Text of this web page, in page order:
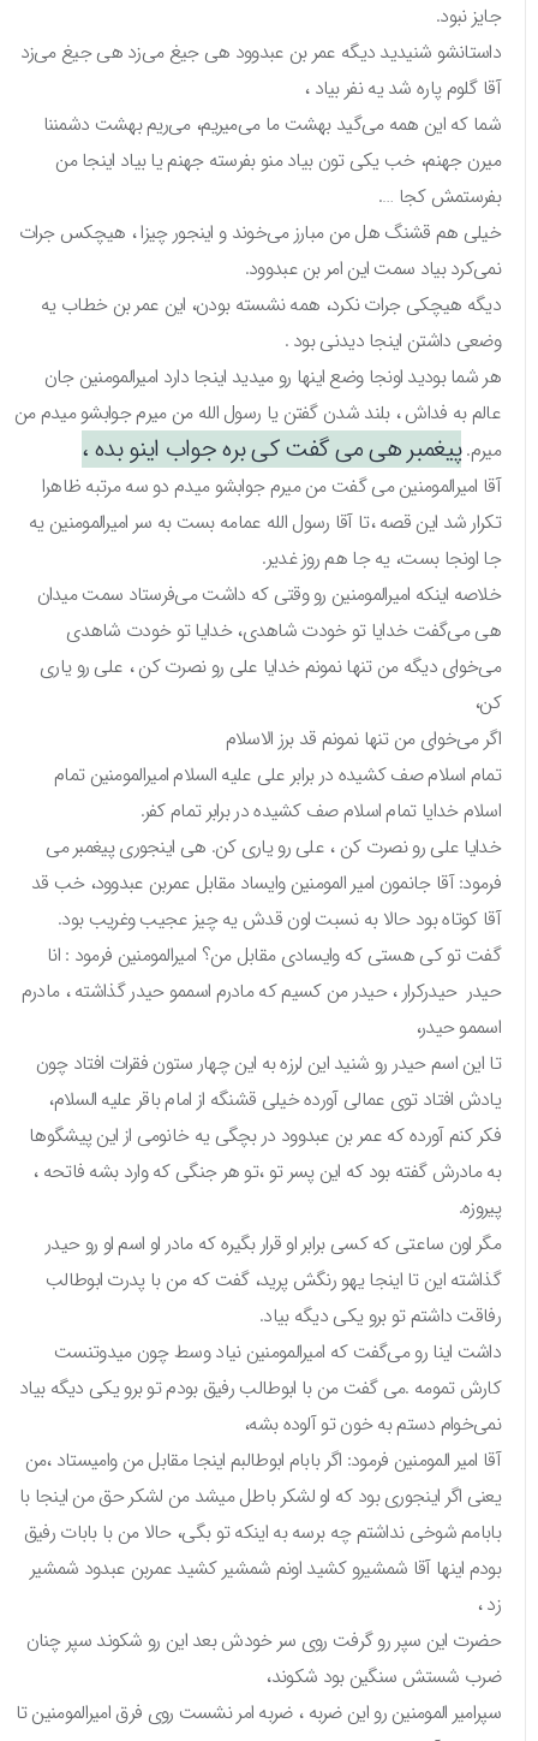
جایز نبود.
داستانشو شنیدید دیگه عمر بن عبدوود هی جیغ می‌زد هی جیغ می‌زد
آقا گلوم پاره شد یه نفر بیاد ،
شما که این همه می‌گید بهشت ما می‌میریم، می‌ریم بهشت دشمننا
میرن جهنم، خب یکی تون بیاد منو بفرسته جهنم یا بیاد اینجا من
بفرستمش کجا ….
خیلی هم قشنگ هل من مبارز می‌خوند و اینجور چیزا ، هیچکس جرات
نمی‌کرد بیاد سمت این امر بن عبدوود.
دیگه هیچکی جرات نکرد، همه نشسته بودن، این عمر بن خطاب یه
وضعی داشتن اینجا دیدنی بود .
هر شما بودید اونجا وضع اینها رو میدید اینجا دارد امیرالمومنین جان
عالم به فداش ، بلند شدن گفتن یا رسول الله من میرم جوابشو میدم من
میرم.پیغمبر هی می گفت کی بره جواب اینو بده ،
آقا امیرالمومنین می گفت من میرم جوابشو میدم دو سه مرتبه ظاهرا
تکرار شد این قصه ،تا آقا رسول الله عمامه بست به سر امیرالمومنین یه
جا اونجا بست، یه جا هم روز غدیر.
خلاصه اینکه امیرالمومنین رو وقتی که داشت می‌فرستاد سمت میدان
هی می‌گفت خدایا تو خودت شاهدی، خدایا تو خودت شاهدی
می‌خوای دیگه من تنها نمونم خدایا علی رو نصرت کن ، علی رو یاری
کن،
اگر می‌خوای من تنها نمونم قد برز الاسلام
تمام اسلام صف کشیده در برابر علی علیه السلام امیرالمومنین تمام
اسلام خدایا تمام اسلام صف کشیده در برابر تمام کفر.
خدایا علی رو نصرت کن ، علی رو یاری کن. هی اینجوری پیغمبر می
فرمود: آقا جانمون امیر المومنین وایساد مقابل عمربن عبدوود، خب قد
آقا کوتاه بود حالا به نسبت اون قدش یه چیز عجیب وغریب بود.
گفت تو کی هستی که وایسادی مقابل من؟ امیرالمومنین فرمود : انا
حیدر حیدرکرار ، حیدر من کسیم که مادرم اسممو حیدر گذاشته ، مادرم
اسممو حیدر،
تا این اسم حیدر رو شنید این لرزه به این چهار ستون فقرات افتاد چون
یادش افتاد توی عمالی آورده خیلی قشنگه از امام باقر علیه السلام،
فکر کنم آورده که عمر بن عبدوود در بچگی یه خانومی از این پیشگوها
به مادرش گفته بود که این پسر تو ،تو هر جنگی که وارد بشه فاتحه ،
پیروزه.
مگر اون ساعتی که کسی برابر او قرار بگیره که مادر او اسم او رو حیدر
گذاشته این تا اینجا یهو رنگش پرید، گفت که من با پدرت ابوطالب
رفاقت داشتم تو برو یکی دیگه بیاد.
داشت اینا رو می‌گفت که امیرالمومنین نیاد وسط چون میدوتنست
کارش تمومه .می گفت من با ابوطالب رفیق بودم تو برو یکی دیگه بیاد
نمی‌خوام دستم به خون تو آلوده بشه،
آقا امیر المومنین فرمود: اگر بابام ابوطالبم اینجا مقابل من وامیستاد ،من
یعنی اگر اینجوری بود که او لشکر باطل میشد من لشکر حق من اینجا با
بابامم شوخی نداشتم چه برسه به اینکه تو بگی، حالا من با بابات رفیق
بودم اینها آقا شمشیرو کشید اونم شمشیر کشید عمربن عبدود شمشیر
زد ،
حضرت این سپر رو گرفت روی سر خودش بعد این رو شکوند سپر چنان
ضرب شستش سنگین بود شکوند،
سپرامیر المومنین رو این ضربه ، ضربه امر نشست روی فرق امیرالمومنین تا